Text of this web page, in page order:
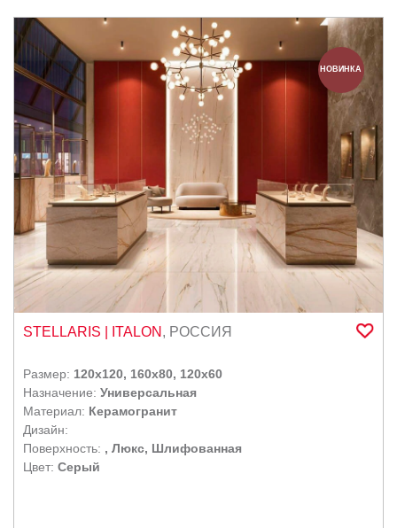
STELLARIS | ITALON , РОССИЯ
Размер: 120x120, 160x80, 120x60
Назначение: Универсальная
Материал: Керамогранит
Дизайн:
Поверхность: , Люкс, Шлифованная
Цвет: Серый
НОВИНКА